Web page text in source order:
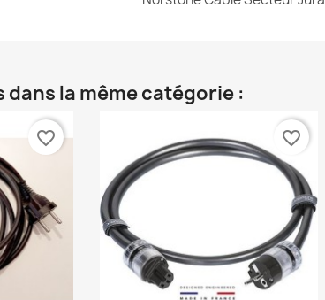
la même catégorie :
favorite_border favorite_border